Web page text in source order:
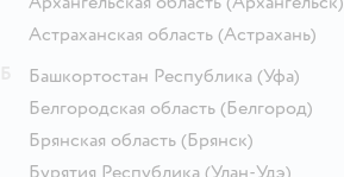
Астраханская область (Астрахань)
Башкортостан Республика (Уфа)
Белгородская область (Белгород)
Брянская область (Брянск)
Бурятия Республика (Улан-Удэ)